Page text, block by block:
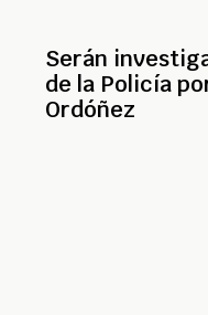
Serán
de la Policía
Ordóñez